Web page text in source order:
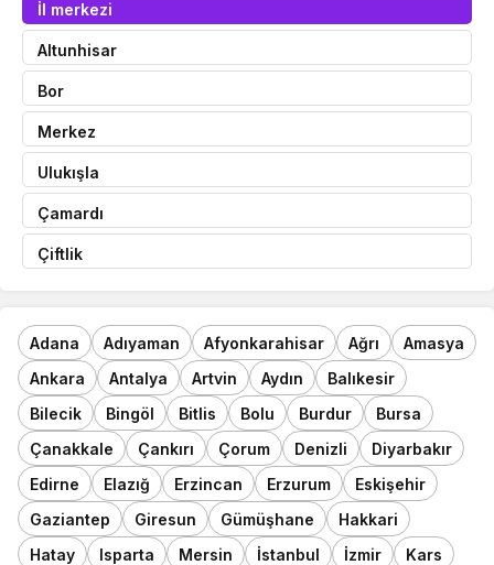
İl merkezi
Altunhisar
Bor
Merkez
Ulukışla
Çamardı
Çiftlik
Adana Adıyaman Afyonkarahisar Ağrı
Amasya
Ankara
Antalya Artvin Aydın
Balıkesir
Bilecik
Bingöl Bitlis Bolu Burdur
Bursa
Çanakkale
Çankırı Çorum Denizli
Diyarbakır
Edirne
Elazığ Erzincan Erzurum
Eskişehir
Gaziantep
Giresun Gümüşhane
Hakkari
Hatay
Isparta Mersin İstanbul İzmir
Kars